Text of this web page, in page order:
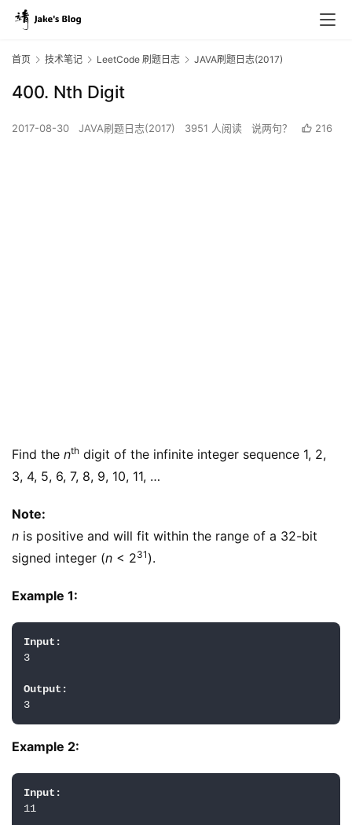
首页 技术笔记 LeetCode 刷题日志 JAVA刷题日志(2017)
400. Nth Digit
2017-08-30 JAVA刷题日志(2017) 3951 人阅读 说两句？ 216
Find the nth digit of the infinite integer sequence 1, 2,
3, 4, 5, 6, 7, 8, 9, 10, 11, …
Note:
n is positive and will fit within the range of a 32-bit
signed integer (n < 231 ).
Example 1:
Input:
3
Output:
Example 2:
Input:
11